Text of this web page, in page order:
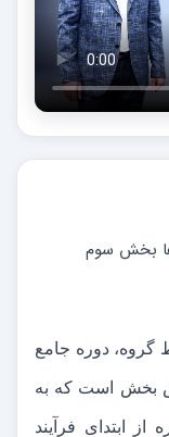
بخش سوم
دوره جامع
است که به
ابتدای فرآیند